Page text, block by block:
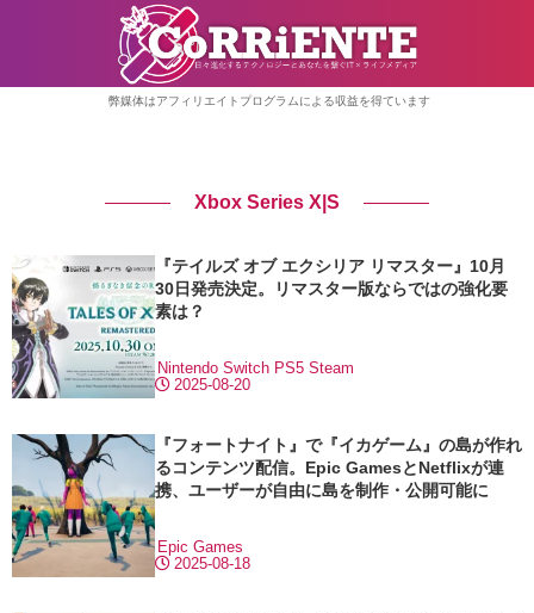
弊媒体はアフィリエイトプログラムによる収益を得ています
Xbox Series X|S
『テイルズ オブ エクシリア リマスター』10月
30日発売決定。リマスター版ならではの強化要
素は？
2025-08-20
Nintendo Switch PS5 Steam
『フォートナイト』で『イカゲーム』の島が作れ
るコンテンツ配信。Epic GamesとNetflixが連
携、ユーザーが自由に島を制作・公開可能に
2025-08-18
Epic Games